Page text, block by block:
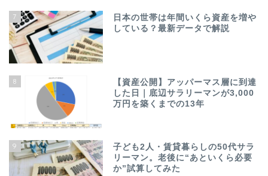
7
日本の世帯は年間いくら資産を増や
している？最新データで解説
8
【資産公開】アッパーマス層に到達
した日｜底辺サラリーマンが3,000
万円を築くまでの13年
9
子ども2人・賃貸暮らしの50代サラ
リーマン。老後に“あといくら必要
か”試算してみた